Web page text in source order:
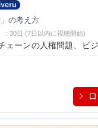
」の考え方
: 30日 (7日以内に視聴開始)
ェーンの人権問題、ビ
画です。